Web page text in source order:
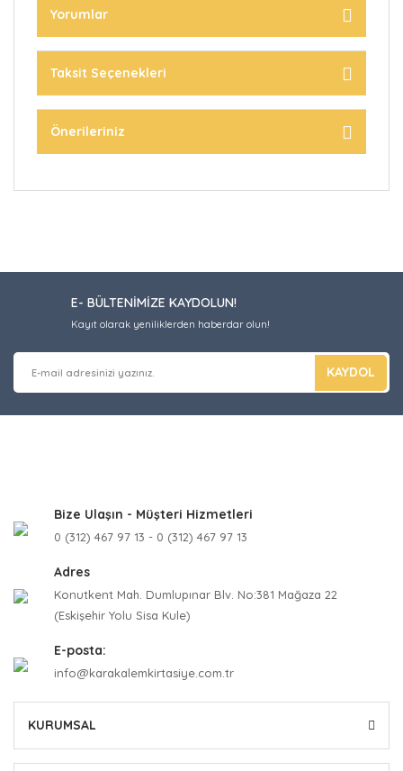
Yorumlar
Taksit Seçenekleri
Önerileriniz
E- BÜLTENİMİZE KAYDOLUN!
Kayıt olarak yeniliklerden haberdar olun!
KAYDOL
Bize Ulaşın - Müşteri Hizmetleri
0 (312) 467 97 13 - 0 (312) 467 97 13
Adres
Konutkent Mah. Dumlupınar Blv. No:381 Mağaza 22
(Eskişehir Yolu Sisa Kule)
E-posta:
info@karakalemkirtasiye.com.tr
KURUMSAL